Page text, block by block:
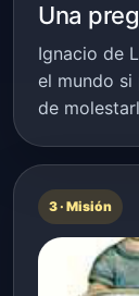
Una
Ignacio de
el mundo si
de
3 · Misión